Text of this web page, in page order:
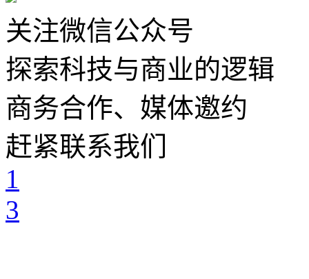
关注微信公众号
探索科技与商业的逻辑
商务合作、媒体邀约
赶紧联系我们
1
3